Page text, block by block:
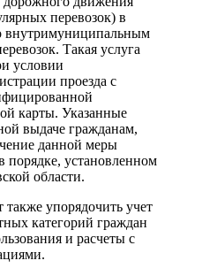
перевозок) в
внутримуниципальным
Такая услуга
условии
проезда с
карты. Указанные
выдаче гражданам,
данной меры
порядке, установленном
области.
упорядочить учет
категорий граждан
и расчеты с